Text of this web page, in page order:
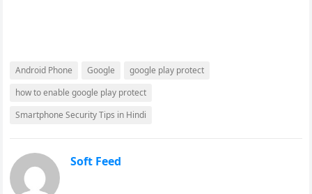
Android Phone Google
google play protect
how to enable google play protect
Smartphone Security Tips in Hindi
Soft Feed